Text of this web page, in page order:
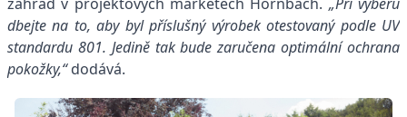
dbejte na to, aby byl příslušný výrobek otestovaný podle UV
standardu 801. Jedině tak bude zaručena optimální ochrana
pokožky,“dodává.